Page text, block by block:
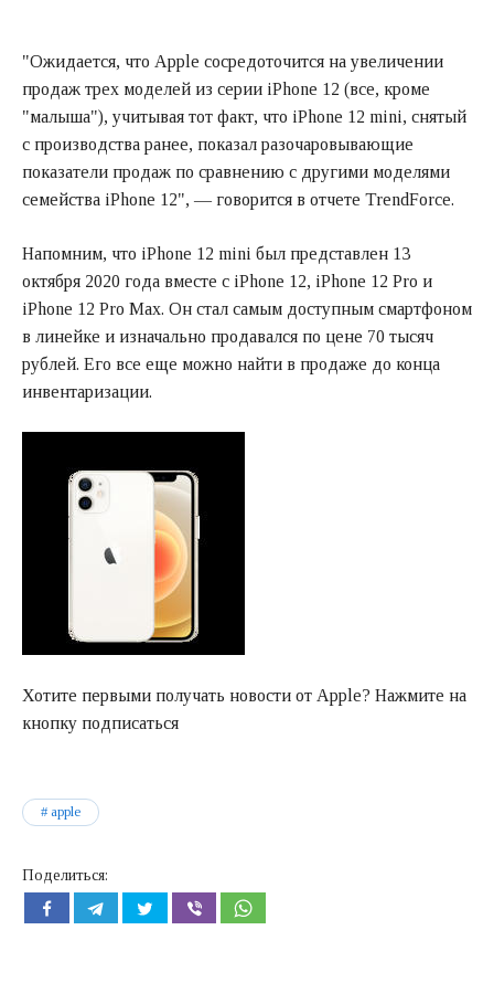
"Ожидается, что Apple сосредоточится на увеличении
продаж трех моделей из серии iPhone 12 (все, кроме
"малыша"), учитывая тот факт, что iPhone 12 mini, снятый
с производства ранее, показал разочаровывающие
показатели продаж по сравнению с другими моделями
семейства iPhone 12", — говорится в отчете TrendForce.
Напомним, что iPhone 12 mini был представлен 13
октября 2020 года вместе с iPhone 12, iPhone 12 Pro и
iPhone 12 Pro Max. Он стал самым доступным смартфоном
в линейке и изначально продавался по цене 70 тысяч
рублей. Его все еще можно найти в продаже до конца
инвентаризации.
Хотите первыми получать новости от Apple? Нажмите на
кнопку подписаться
apple
Поделиться: